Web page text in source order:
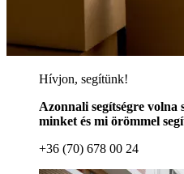
Hívjon, segítünk!
Azonnali segítségre volna
minket és mi örömmel
+36 (70) 678 00 24